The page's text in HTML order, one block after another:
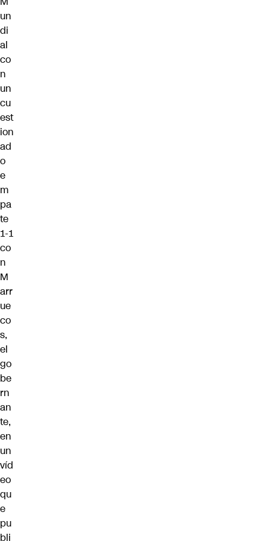
un
di
al
co
n
un
cu
est
ion
ad
o
e
m
pa
te
1-1
co
n
M
arr
ue
co
s,
el
go
be
rn
an
te,
en
un
víd
eo
qu
e
pu
bli